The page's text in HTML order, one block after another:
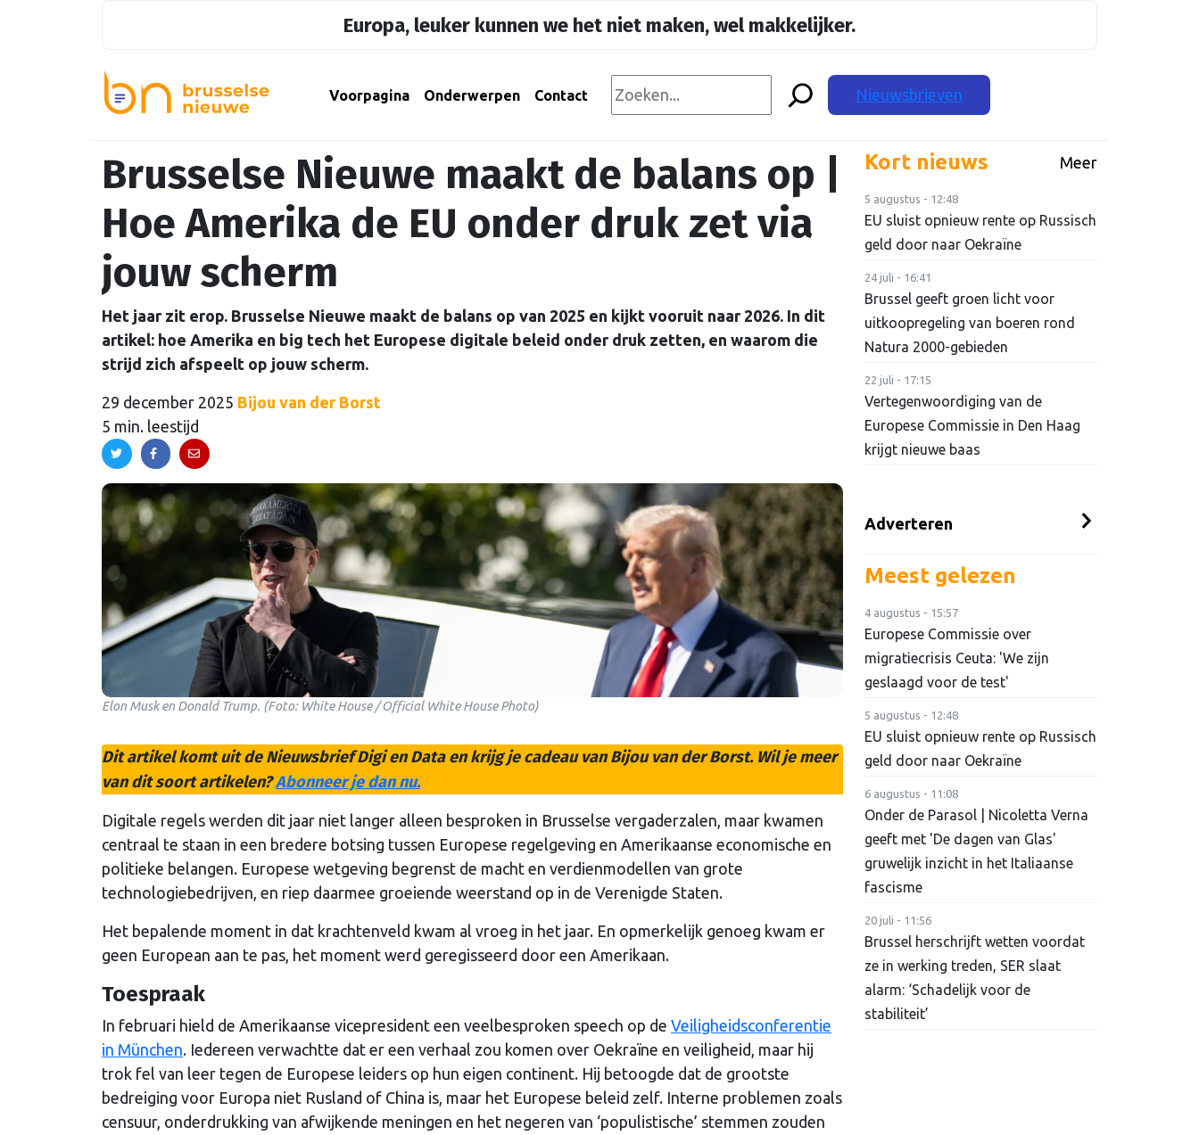
Europa, leuker kunnen we het niet maken, wel makkelijker.
Voorpagina Onderwerpen Contact Nieuwsbrieven
Brusselse Nieuwe maakt de balans op |
Hoe Amerika de EU onder druk zet via
jouw scherm
Het jaar zit erop. Brusselse Nieuwe maakt de balans op van 2025 en kijkt vooruit naar 2026. In dit
artikel: hoe Amerika en big tech het Europese digitale beleid onder druk zetten, en waarom die
strijd zich afspeelt op jouw scherm.
29 december 2025 Bijou van der Borst
5 min. leestijd
Elon Musk en Donald Trump. (Foto: White House / Official White House Photo)
Dit artikel komt uit de Nieuwsbrief Digi en Data en krijg je cadeau van Bijou van der Borst. Wil je meer
van dit soort artikelen?Abonneer je dan nu.
Digitale regels werden dit jaar niet langer alleen besproken in Brusselse vergaderzalen, maar kwamen
centraal te staan in een bredere botsing tussen Europese regelgeving en Amerikaanse economische en
politieke belangen. Europese wetgeving begrenst de macht en verdienmodellen van grote
technologiebedrijven, en riep daarmee groeiende weerstand op in de Verenigde Staten.
Het bepalende moment in dat krachtenveld kwam al vroeg in het jaar. En opmerkelijk genoeg kwam er
geen European aan te pas, het moment werd geregisseerd door een Amerikaan.
Toespraak
In februari hield de Amerikaanse vicepresident een veelbesproken speech op de Veiligheidsconferentie
in München. Iedereen verwachtte dat er een verhaal zou komen over Oekraïne en veiligheid, maar hij
trok fel van leer tegen de Europese leiders op hun eigen continent. Hij betoogde dat de grootste
bedreiging voor Europa niet Rusland of China is, maar het Europese beleid zelf. Interne problemen zoals
censuur, onderdrukking van afwijkende meningen en het negeren van ‘populistische’ stemmen zouden
Kort nieuws Meer
5 augustus - 12:48
EU sluist opnieuw rente op Russisch
geld door naar Oekraïne
24 juli - 16:41
Brussel geeft groen licht voor
uitkoopregeling van boeren rond
Natura 2000-gebieden
22 juli - 17:15
Vertegenwoordiging van de
Europese Commissie in Den Haag
krijgt nieuwe baas
Adverteren
Meest gelezen
4 augustus - 15:57
Europese Commissie over
migratiecrisis Ceuta: 'We zijn
geslaagd voor de test'
5 augustus - 12:48
EU sluist opnieuw rente op Russisch
geld door naar Oekraïne
6 augustus - 11:08
Onder de Parasol | Nicoletta Verna
geeft met 'De dagen van Glas'
gruwelijk inzicht in het Italiaanse
fascisme
20 juli - 11:56
Brussel herschrijft wetten voordat
ze in werking treden, SER slaat
alarm: ‘Schadelijk voor de
stabiliteit’